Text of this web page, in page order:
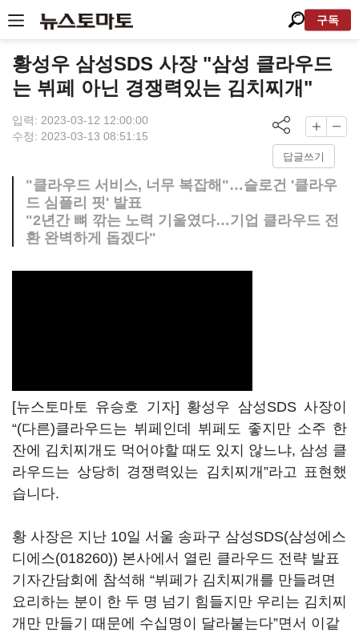
구독
황성우 삼성SDS 사장 "삼성 클라우드
는 뷔페 아닌 경쟁력있는 김치찌개"
입력: 2023-03-12 12:00:00
수정: 2023-03-13 08:51:15
답글쓰기
"클라우드 서비스, 너무 복잡해"…슬로건 '클라우
드 심플리 핏' 발표
"2년간 뼈 깎는 노력 기울였다…기업 클라우드 전
환 완벽하게 돕겠다"
[뉴스토마토 유승호 기자] 황성우 삼성SDS 사장이
“(다른)클라우드는 뷔페인데 뷔페도 좋지만 소주 한
잔에 김치찌개도 먹어야할 때도 있지 않느냐, 삼성 클
라우드는 상당히 경쟁력있는 김치찌개”라고 표현했
습니다.
황 사장은 지난 10일 서울 송파구 삼성SDS(삼성에스
디에스(018260)) 본사에서 열린 클라우드 전략 발표
기자간담회에 참석해 “뷔페가 김치찌개를 만들려면
요리하는 분이 한 두 명 넘기 힘들지만 우리는 김치찌
개만 만들기 때문에 수십명이 달라붙는다”면서 이같